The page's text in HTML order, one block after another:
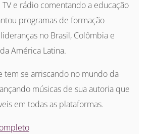
e rádio comentando a educação
programas de formação
no Brasil, Colômbia e
América Latina.
tem se arriscando no mundo da
músicas de sua autoria que
em todas as plataformas.